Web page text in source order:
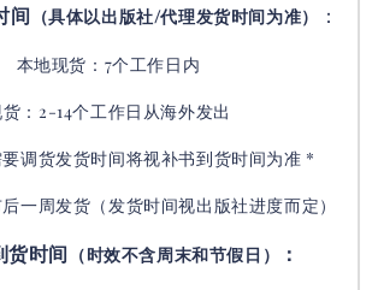
间 （具体以出版社/代理发货时间为准） ：
本地现货：7个工作日内
：2-14个工作日从海外发出
调货发货时间将视补书到货时间为准 *
一周发货（发货时间视出版社进度而定）
货时间 （时效不含周末和节假日） ：